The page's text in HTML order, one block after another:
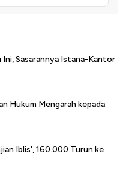
Ini, Sasarannya Istana-Kantor
Hukum Mengarah kepada
Iblis', 160.000 Turun ke